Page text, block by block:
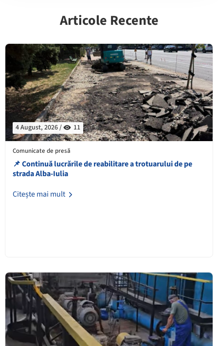
Articole Recente
4 August, 2026 / 11
Comunicate de presă
📌 Continuă lucrările de reabilitare a trotuarului de pe
strada Alba-Iulia
Citește mai mult